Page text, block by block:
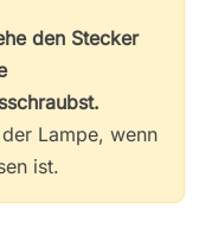
den Stecker
Lampe, wenn
ist.